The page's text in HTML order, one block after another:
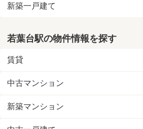
新築一戸建て
若葉台駅の物件情報を探す
賃貸
中古マンション
新築マンション